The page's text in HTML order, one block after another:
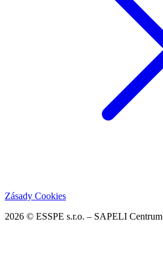
Zásady Cookies
2026 © ESSPE s.r.o. – SAPELI Centrum